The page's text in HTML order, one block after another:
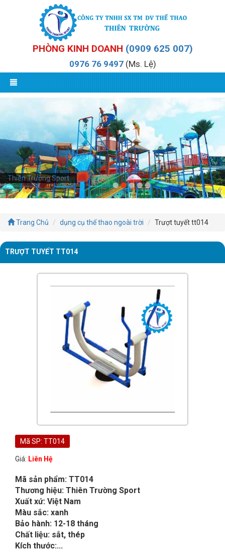
PHÒNG KINH DOANH (0909 625 007)
0976 76 9497(Ms. Lệ)
Thiên Trường Sport
Trang Chủ dụng cụ thể thao ngoài trời Trượt tuyết tt014
TRƯỢT TUYẾT TT014
Mã SP: TT014
Giá: Liên Hệ
Mã sản phẩm: TT014
Thương hiệu: Thiên Trường Sport
Xuất xứ: Việt Nam
Màu sắc: xanh
Bảo hành: 12-18 tháng
Chất liệu: sắt, thép
Kích thước:...